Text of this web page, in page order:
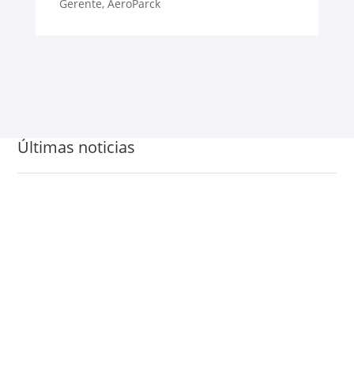
Gerente, AeroParck
Últimas noticias